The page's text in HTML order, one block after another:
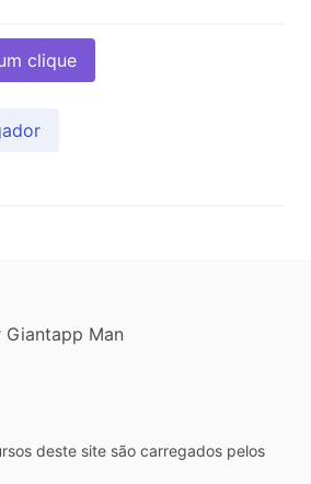
clique
Man
deste site são carregados pelos